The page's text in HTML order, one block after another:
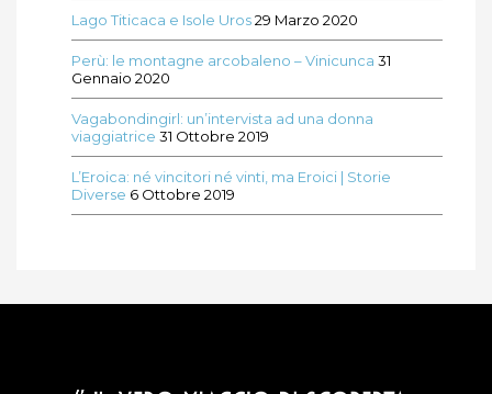
Lago Titicaca e Isole Uros29 Marzo 2020
Perù: le montagne arcobaleno – Vinicunca 31
Gennaio 2020
Vagabondingirl: un’intervista ad una donna
viaggiatrice 31 Ottobre 2019
L’Eroica: né vincitori né vinti, ma Eroici | Storie
Diverse 6 Ottobre 2019